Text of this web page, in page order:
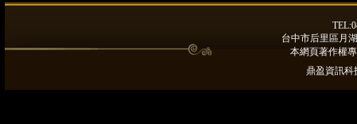
台中市后里區月
本網頁著作權
鼎盈資訊科